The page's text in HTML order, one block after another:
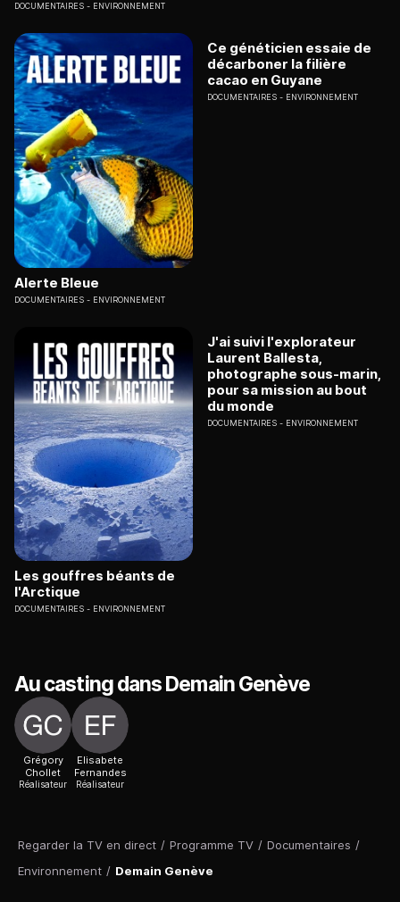
Regarder la TV en direct / Programme TV / Documentaires /
Environnement / Demain Genève
DOCUMENTAIRES ENVIRONNEMENT
Alerte Bleue
DOCUMENTAIRES ENVIRONNEMENT
Ce généticien essaie de
décarboner la filière
cacao en Guyane
DOCUMENTAIRES ENVIRONNEMENT
Les gouffres béants de
l'Arctique
DOCUMENTAIRES ENVIRONNEMENT
J'ai suivi l'explorateur
Laurent Ballesta,
photographe sous-marin,
pour sa mission au bout
du monde
DOCUMENTAIRES ENVIRONNEMENT
Au casting dans Demain Genève
Grégory
Chollet
Réalisateur
Elisabete
Fernandes
Réalisateur